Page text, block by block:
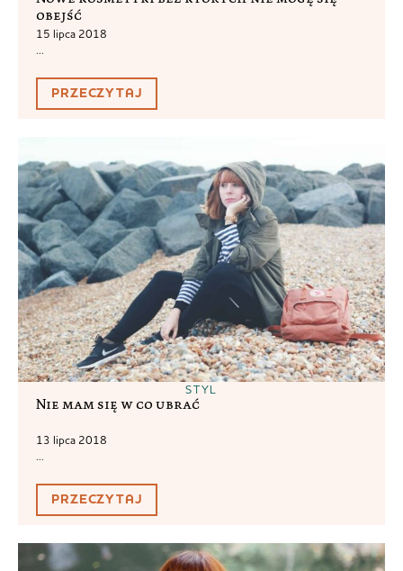
obejść
15 lipca 2018
...
PRZECZYTAJ
STYL
Nie mam się w co ubrać
13 lipca 2018
...
PRZECZYTAJ